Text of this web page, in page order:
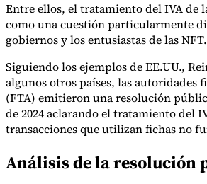
Herramientas
Calculadora de VATCalculadora de GST
sobre las ventasVerificador de número de
mandatos de facturación electrónica
Entre ellos, el tratamiento del IVA de
como una cuestión particularmente
gobiernos y los entusiastas de las NFT.
Siguiendo los ejemplos de EE.UU.,
algunos otros países, las autoridades
(FTA) emitieron una resolución
de 2024 aclarando el tratamiento del
transacciones que utilizan fichas no
Análisis de la resolución